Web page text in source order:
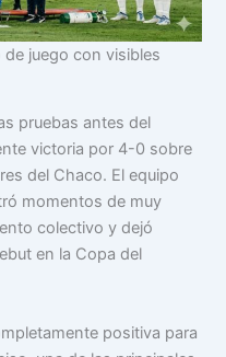
juego con visibles
pruebas antes del
victoria por 4-0 sobre
del Chaco. El equipo
momentos de muy
colectivo y dejó
en la Copa del
positiva para